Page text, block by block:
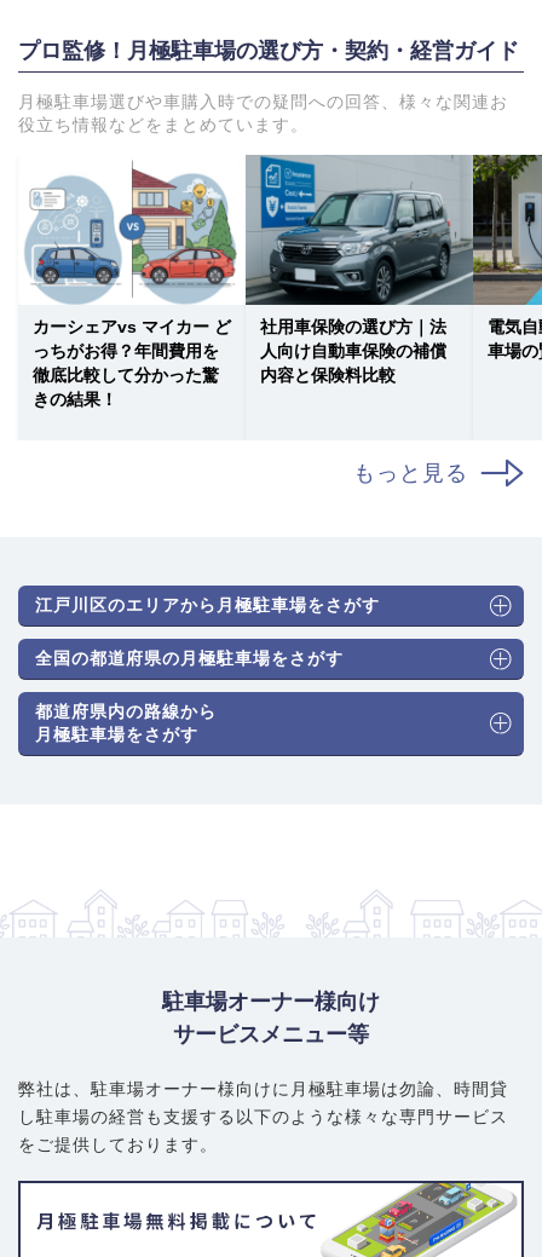
プロ監修！月極駐車場の選び方・契約・経営ガイド
月極駐車場選びや車購入時での疑問への回答、様々な関連お
役立ち情報などをまとめています。
カーシェアvs マイカー ど
っちがお得？年間費用を
徹底比較して分かった驚
きの結果！
社用車保険の選び方｜法
人向け自動車保険の補償
内容と保険料比較
電気
車場
もっと見る
江戸川区のエリアから月極駐車場をさがす
全国の都道府県の月極駐車場をさがす
都道府県内の路線から
月極駐車場をさがす
駐車場オーナー様向け
サービスメニュー等
弊社は、駐車場オーナー様向けに月極駐車場は勿論、 時間貸
し駐車場の経営も支援する以下のような様々な専門サービス
をご提供しております。